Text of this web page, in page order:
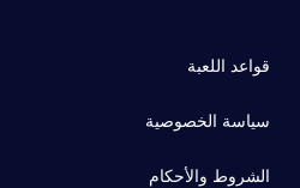
قواعد اللعبة
سياسة الخصوصية
الشروط والأحكام